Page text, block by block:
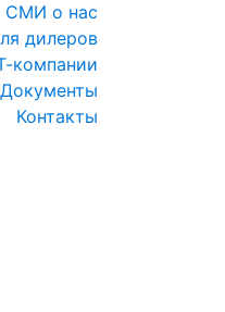
СМИ о нас
дилеров
компании
Документы
Контакты